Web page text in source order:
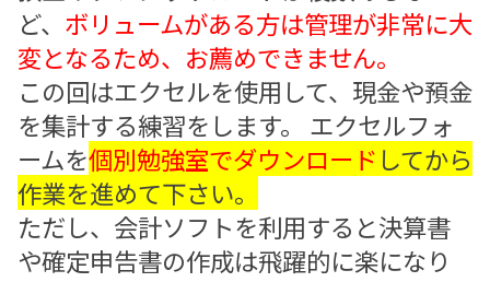
ど、 ボリュームがある方は管理が非常に大
変となるため、お薦めできません。
この回はエクセルを使用して、現金や預金
を集計する練習をします。 エクセルフォ
ームを個別勉強室でダウンロード してから
作業を進めて下さい。
ただし、会計ソフトを利用すると決算書
や確定申告書の作成は飛躍的に楽になり